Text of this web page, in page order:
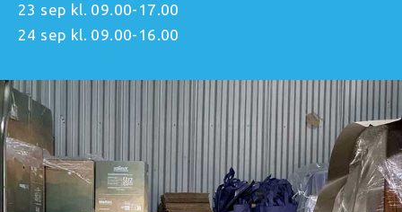
23 sep kl. 09.00-17.00
24 sep kl. 09.00-16.00